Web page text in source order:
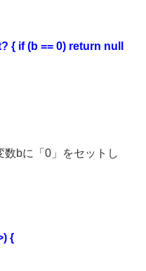
{ if (b == 0) return null
bに「0」をセットし
{